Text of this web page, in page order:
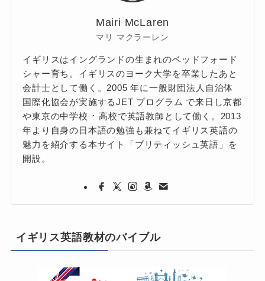
Mairi McLaren
マリ マクラーレン
イギリスはイングランドの生まれのベッドフォード
シャー育ち。イギリスのヨーク大学を卒業したあと
会計士として働く。2005 年に一般財団法人自治体
国際化協会が実施するJET プログラム で来日し京都
や東京の中学校 ･ 高校で英語教師として働く。2013
年より自身の日本語の勉強も兼ねてイギリス英語の
魅力を紹介する本サイト「ブリティッシュ英語」を
開設。
イギリス英語教材のバイブル